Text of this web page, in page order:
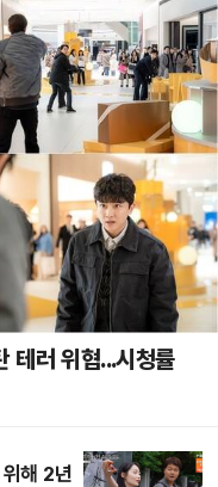
테러 위협...시청률
해 2년